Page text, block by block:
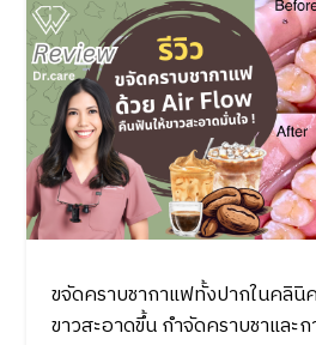
ขจัดคราบชากาแฟทั้งปากในคลิ
ขาวสะอาดขึ้น กำจัดคราบชาและ